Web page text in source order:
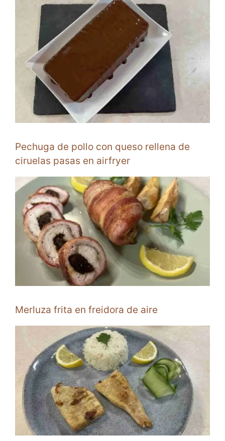
Pechuga de pollo con queso rellena de
ciruelas pasas en airfryer
Merluza frita en freidora de aire